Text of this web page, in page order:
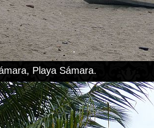
Playa Sámara.